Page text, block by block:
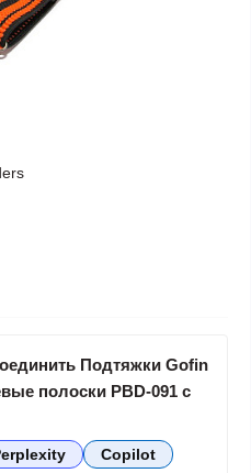
Подтяжки Gofin
полоски PBD-091 с
Copilot